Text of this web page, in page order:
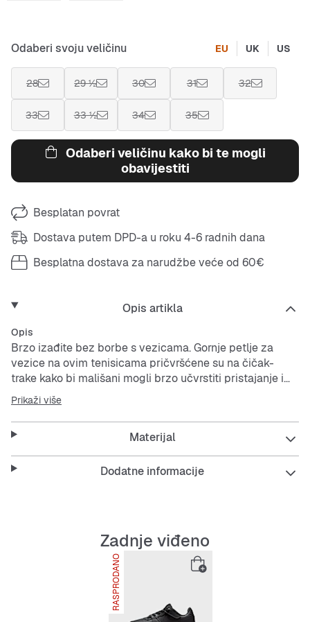
Odaberi svoju veličinu EU UK US
28 29 ½ 30 31 32
33 33 ½ 34 35
Odaberi veličinu kako bi te mogli
obavijestiti
Besplatan povrat
Dostava putem DPD-a u roku 4-6 radnih dana
Besplatna dostava za narudžbe veće od 60€
Opis artikla
Opis
Brzo izađite bez borbe s vezicama. Gornje petlje za
vezice na ovim tenisicama pričvršćene su na čičak-
trake kako bi mališani mogli brzo učvrstiti pristajanje i
pritom uživati u tradicionalnom izgledu modela AF1.
Naše korisne značajke Nike EasyOn potiču djecu na
samostalnost prilikom obuvanja kako bi se mogli
usredotočiti na ono što je najvažnije, a to je igra.
Elastične vezice i čičak-traka olakšavaju obuvanje i
Gumeni vanjski potplat osigurava izdržljivu trakciju s
kružnim uzorkom gaznoga sloja koji je izvorno dizajniran
kako bi košarkašima olakšao pivotiranje na terenu.
Prikaži više
Materijal
Dodatne informacije
Zadnje viđeno
RASPRODANO